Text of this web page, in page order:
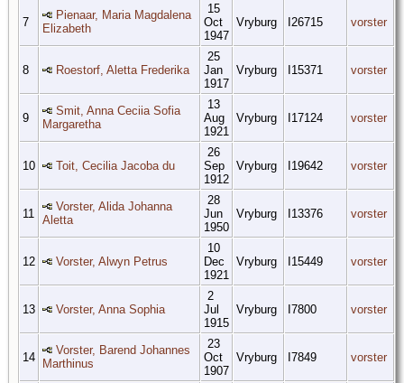
7
Pienaar, Maria Magdalena
Elizabeth
15
Oct
1947
Vryburg I26715 vorster
8 Roestorf, Aletta Frederika
25
Jan
1917
Vryburg I15371 vorster
9
Smit, Anna Ceciia Sofia
Margaretha
13
Aug
1921
Vryburg I17124 vorster
10 Toit, Cecilia Jacoba du
26
Sep
1912
Vryburg I19642 vorster
11
Vorster, Alida Johanna
Aletta
28
Jun
1950
Vryburg I13376 vorster
12 Vorster, Alwyn Petrus
10
Dec
1921
Vryburg I15449 vorster
13 Vorster, Anna Sophia
2
Jul
1915
Vryburg I7800 vorster
14
Vorster, Barend Johannes
Marthinus
23
Oct
1907
Vryburg I7849 vorster